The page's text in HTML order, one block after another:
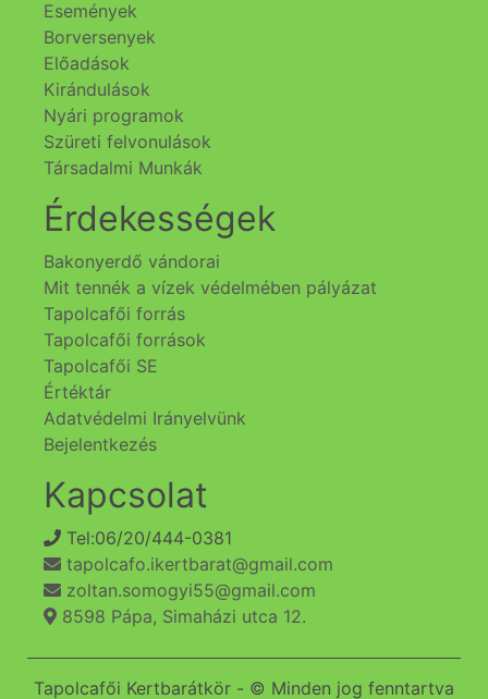
Események
Borversenyek
Előadások
Kirándulások
Nyári programok
Szüreti felvonulások
Társadalmi Munkák
Érdekességek
Bakonyerdő vándorai
Mit tennék a vízek védelmében pályázat
Tapolcafői forrás
Tapolcafői források
Tapolcafői SE
Értéktár
Adatvédelmi Irányelvünk
Bejelentkezés
Kapcsolat
Tel:06/20/444-0381
tapolcafo.ikertbarat@gmail.com
zoltan.somogyi55@gmail.com
8598 Pápa, Simaházi utca 12.
Tapolcafői Kertbarátkör - © Minden jog fenntartva